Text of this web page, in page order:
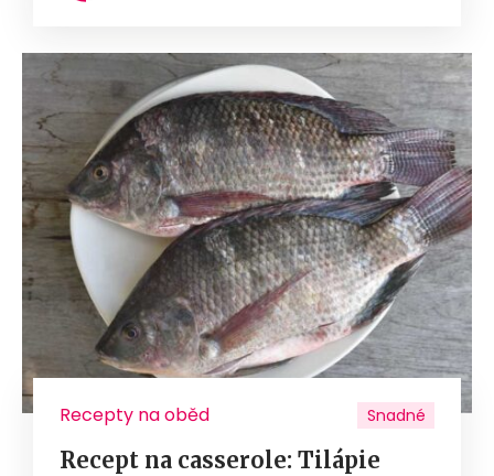
Recepty na oběd Snadné
Recept na casserole: Tilápie